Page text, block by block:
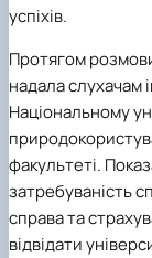
успіхів.
Протягом
надала слухачам
Національному
факультеті.
затребуваність
справа та
відвідати